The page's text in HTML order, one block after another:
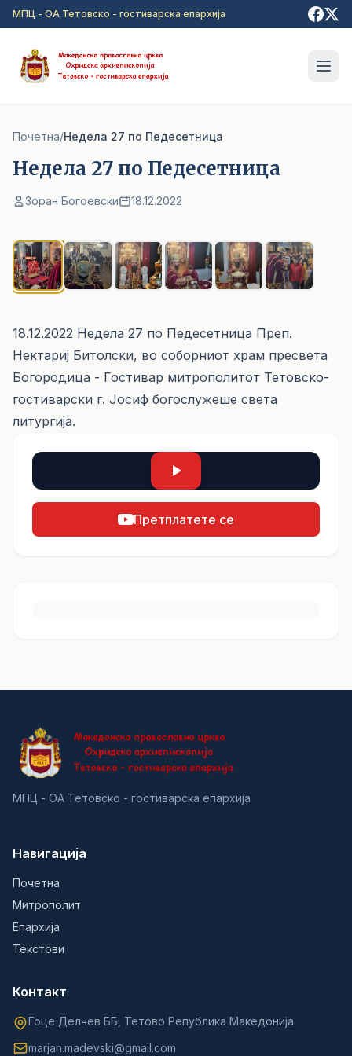
Прејди на главна содржина
МПЦ - ОА Тетовско - гостиварска епархија
Почетна/Недела 27 по Педесетница
Недела 27 по Педесетница
Зоран Богоевски 18.12.2022
18.12.2022 Недела 27 по Педесетница Преп.
Нектариј Битолски, во соборниот храм пресвета
Богородица - Гостивар митрополитот Тетовско-
гостиварски г. Јосиф богослужеше света
литургија.
Претплатете се
МПЦ - ОА Тетовско - гостиварска епархија
Навигација
Почетна
Митрополит
Епархија
Текстови
Контакт
Гоце Делчев ББ, Тетово Република Македонија
marjan.madevski@gmail.com